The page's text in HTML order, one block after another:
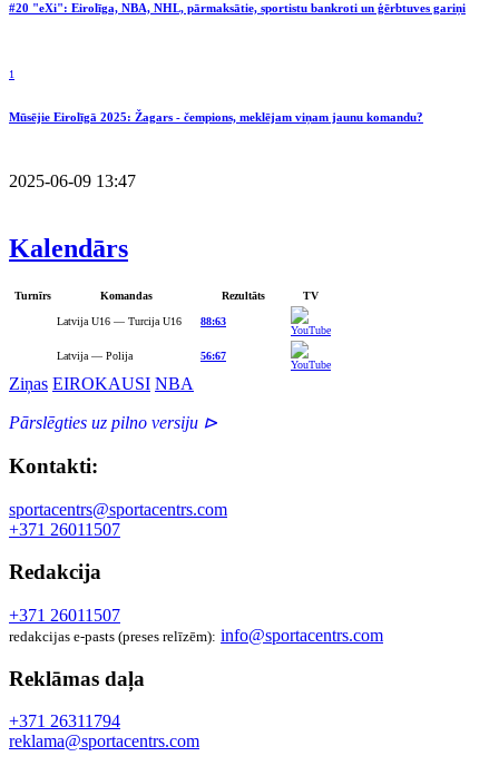
#20 "eXi": Eirolīga, NBA, NHL, pārmaksātie, sportistu bankroti un ģērbtuves gariņi
1
Mūsējie Eirolīgā 2025: Žagars - čempions, meklējam viņam jaunu komandu?
2025-06-09 13:47
Kalendārs
Turnīrs Komandas Rezultāts TV
Latvija U16 — Turcija U16 88:63
Latvija — Polija 56:67
Ziņas EIROKAUSI NBA
Pārslēgties uz pilno versiju ⊳
Kontakti:
sportacentrs@sportacentrs.com
+371 26011507
Redakcija
+371 26011507
redakcijas e-pasts (preses relīzēm): info@sportacentrs.com
Reklāmas daļa
+371 26311794
reklama@sportacentrs.com